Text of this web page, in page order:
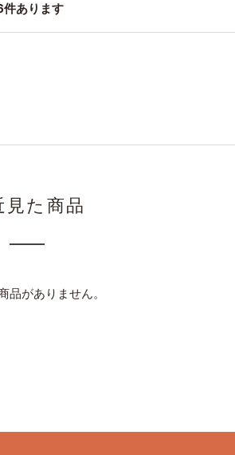
件あります
見た商品
品がありません。